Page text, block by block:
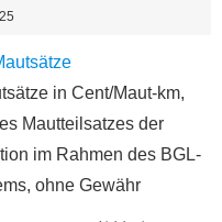
in Cent/Maut‐km,
Mautteilsatzes der
im Rahmen des BGL‐
ohne Gewähr